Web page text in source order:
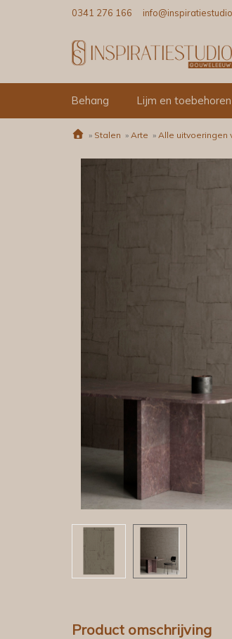
0341 276 166
Behang Lijm en toebehoren
» Stalen » Arte » Alle uitvoeringen
Product omschrijving